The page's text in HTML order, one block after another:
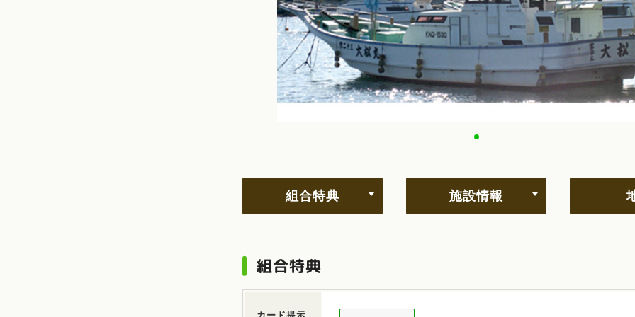
組合特典 施設情報
組合特典
カード提示